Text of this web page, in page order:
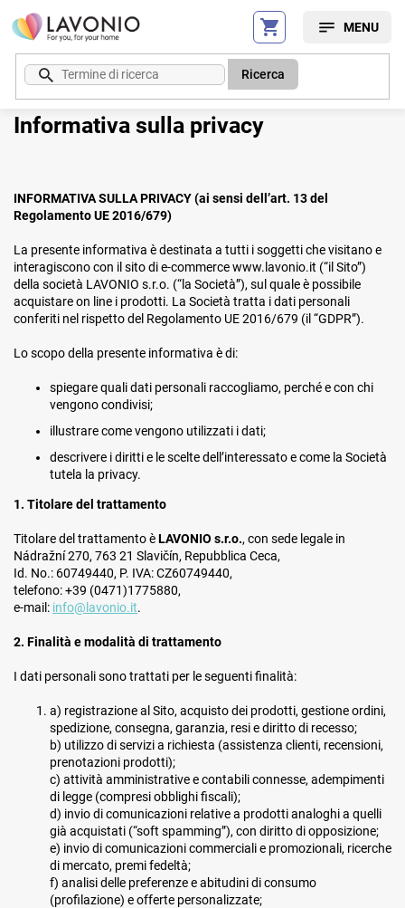
Vai
contenuto
Ricerca
Informativa sulla privacy
INFORMATIVA SULLA PRIVACY (ai sensi dell’art. 13 del
Regolamento UE 2016/679)
La presente informativa è destinata a tutti i soggetti che visitano e
interagiscono con il sito di e-commerce www.lavonio.it (“il Sito”)
della società LAVONIO s.r.o. (“la Società”), sul quale è possibile
acquistare on line i prodotti. La Società tratta i dati personali
conferiti nel rispetto del Regolamento UE 2016/679 (il “GDPR”).
Lo scopo della presente informativa è di:
spiegare quali dati personali raccogliamo, perché e con chi
vengono condivisi;
illustrare come vengono utilizzati i dati;
descrivere i diritti e le scelte dell’interessato e come la Società
tutela la privacy.
1. Titolare del trattamento
Titolare del trattamento èLAVONIO s.r.o., con sede legale in
Nádražní 270, 763 21 Slavičín, Repubblica Ceca,
Id. No.: 60749440, P. IVA: CZ60749440,
telefono: +39 (0471)1775880,
e-mail: info@lavonio.it.
2. Finalità e modalità di trattamento
I dati personali sono trattati per le seguenti finalità:
a) registrazione al Sito, acquisto dei prodotti, gestione ordini,
spedizione, consegna, garanzia, resi e diritto di recesso;
b) utilizzo di servizi a richiesta (assistenza clienti, recensioni,
prenotazioni prodotti);
c) attività amministrative e contabili connesse, adempimenti
di legge (compresi obblighi fiscali);
d) invio di comunicazioni relative a prodotti analoghi a quelli
già acquistati (“soft spamming”), con diritto di opposizione;
e) invio di comunicazioni commerciali e promozionali, ricerche
di mercato, premi fedeltà;
f) analisi delle preferenze e abitudini di consumo
(profilazione) e offerte personalizzate;